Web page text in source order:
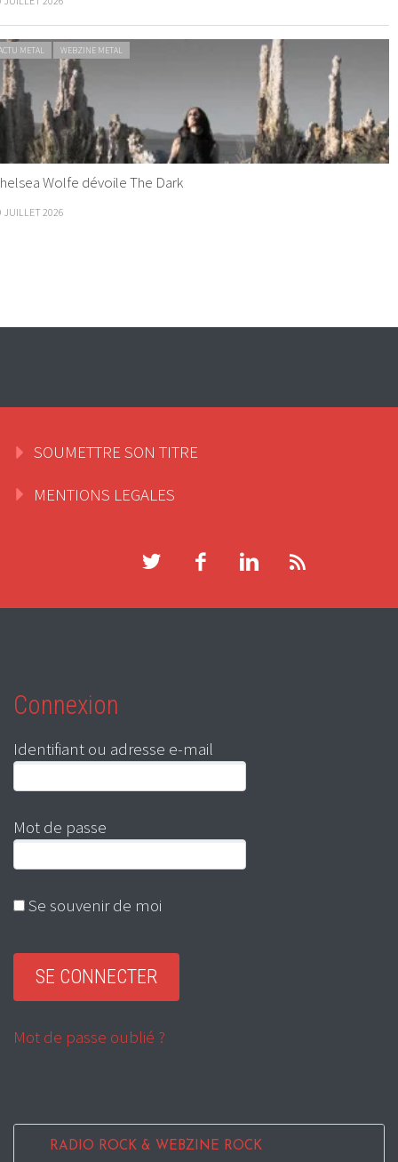
METAL WEBZINE METAL
Wolfe dévoile The Dark
JUILLET 2026
SOUMETTRE SON TITRE
MENTIONS LEGALES
Connexion
Identifiant ou adresse e-mail
Mot de passe
Se souvenir de moi
Mot de passe oublié ?
RADIO ROCK & WEBZINE ROCK